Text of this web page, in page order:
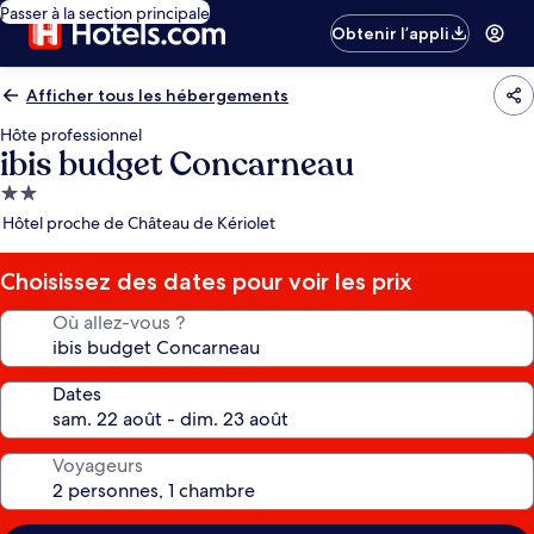
Passer à la section principale
Obtenir l’appli
Afficher tous les hébergements
Hôte professionnel
ibis budget Concarneau
Hébergement
2.0 étoiles
Hôtel proche de Château de Kériolet
Choisissez des dates pour voir les prix
Où allez-vous ?
Dates
Voyageurs